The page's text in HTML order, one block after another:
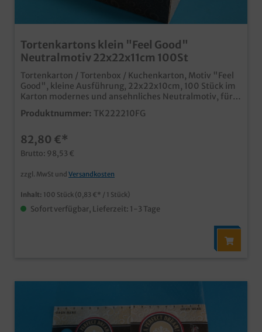
Tortenkartons klein "Feel Good"
Neutralmotiv 22x22x11cm 100St
Tortenkarton / Tortenbox / Kuchenkarton, Motiv "Feel
Good", kleine Ausführung, 22x22x10cm, 100 Stück im
Karton modernes und ansehnliches Neutralmotiv, für
den Einsatz in der anspruchsvollen Bäckerei oder
Konditorei stabile und hochwertige Fertigung für kleine
Germany" Auch mit Ihrem Unternehmensdesign
individuell produzierbar, wenden Sie sich einfach an
unseren Kundenservice
Produktnummer: TK222210FG
82,80 €*
Brutto: 98,53 €
zzgl. MwSt und Versandkosten
Inhalt: 100 Stück (0,83 €* / 1 Stück)
Sofort verfügbar, Lieferzeit: 1-3 Tage